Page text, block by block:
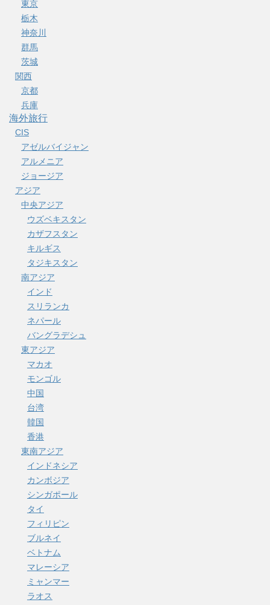
東京
栃木
神奈川
群馬
茨城
関西
京都
兵庫
海外旅行
CIS
アゼルバイジャン
アルメニア
ジョージア
アジア
中央アジア
ウズベキスタン
カザフスタン
キルギス
タジキスタン
南アジア
インド
スリランカ
ネパール
バングラデシュ
東アジア
マカオ
モンゴル
中国
台湾
韓国
香港
東南アジア
インドネシア
カンボジア
シンガポール
タイ
フィリピン
ブルネイ
ベトナム
マレーシア
ミャンマー
ラオス